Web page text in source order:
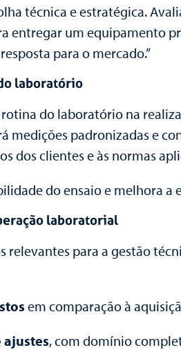
técnica e estratégica.
entregar um equipamento
para o mercado.”
laboratório
do laboratório na
medições padronizadas e
dos clientes e às normas
do ensaio e melhora
laboratorial
relevantes para a gestão
em comparação à
ajustes, com domínio